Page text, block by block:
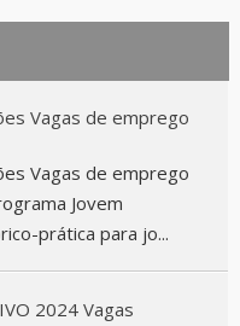
Vagas de emprego
Vagas de emprego
Jovem
prática para jo...
2024 Vagas